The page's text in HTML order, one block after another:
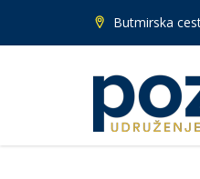
Butmirska